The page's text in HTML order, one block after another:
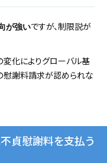
が強いですが、制限説が
化によりグローバル基
慰謝料請求が認められな
貞慰謝料を支払う